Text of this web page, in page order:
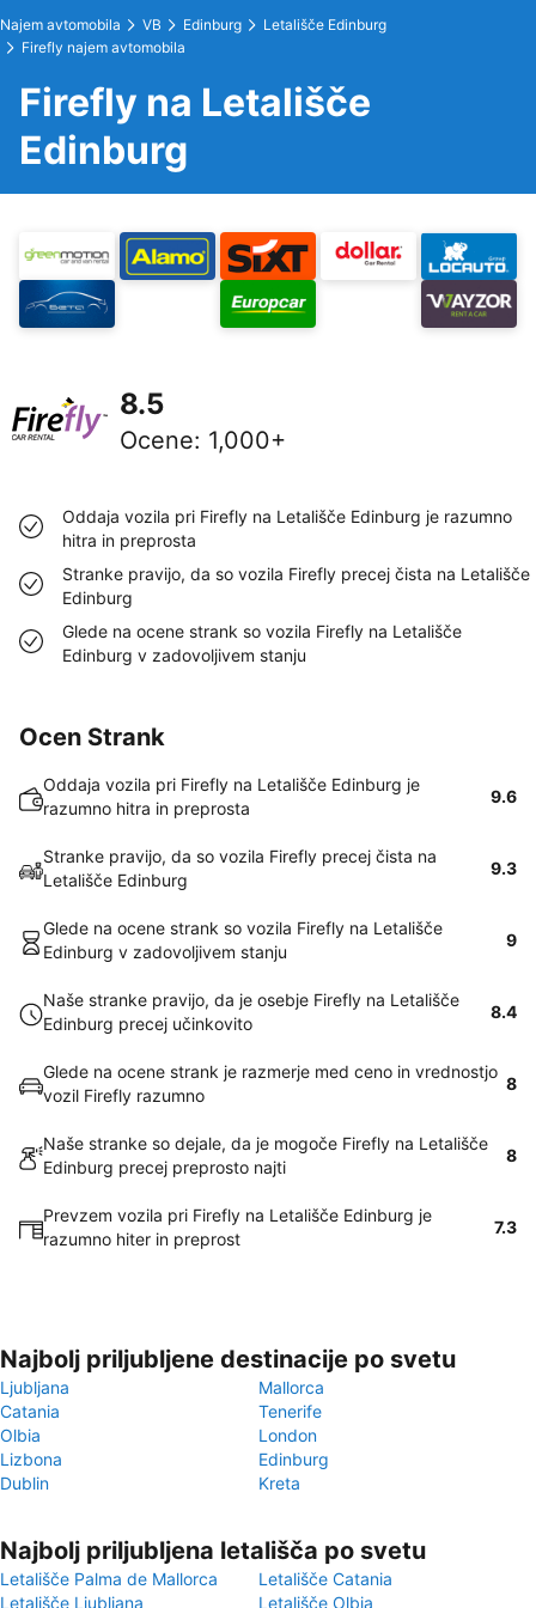
Najem avtomobila VB Edinburg
Letališče Edinburg
Firefly najem avtomobila
Firefly na Letališče
Edinburg
8.5
Ocene: 1,000+
Oddaja vozila pri Firefly na Letališče Edinburg je razumno
hitra in preprosta
Stranke pravijo, da so vozila Firefly precej čista na Letališče
Edinburg
Glede na ocene strank so vozila Firefly na Letališče
Edinburg v zadovoljivem stanju
Ocen Strank
Oddaja vozila pri Firefly na Letališče Edinburg je
razumno hitra in preprosta
9.6
Stranke pravijo, da so vozila Firefly precej čista na
Letališče Edinburg
9.3
Glede na ocene strank so vozila Firefly na Letališče
Edinburg v zadovoljivem stanju
9
Naše stranke pravijo, da je osebje Firefly na Letališče
Edinburg precej učinkovito
8.4
Glede na ocene strank je razmerje med ceno in vrednostjo
vozil Firefly razumno
8
Naše stranke so dejale, da je mogoče Firefly na Letališče
Edinburg precej preprosto najti
8
Prevzem vozila pri Firefly na Letališče Edinburg je
razumno hiter in preprost
7.3
Najbolj priljubljene destinacije po svetu
Ljubljana
Mallorca
Catania
Tenerife
Olbia
London
Lizbona
Edinburg
Dublin
Kreta
Najbolj priljubljena letališča po svetu
Letališče Palma de Mallorca
Letališče Catania
Letališče Ljubljana
Letališče Olbia